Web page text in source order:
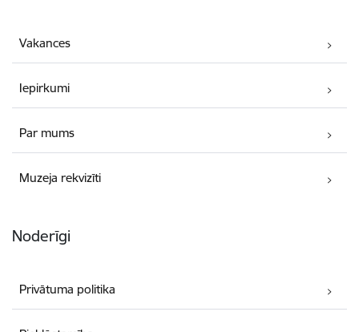
Vakances
Iepirkumi
Par mums
Muzeja rekvizīti
Noderīgi
Privātuma politika